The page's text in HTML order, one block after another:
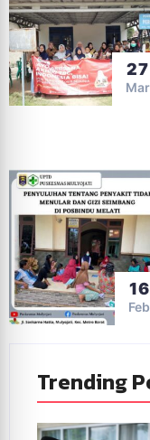
27
Mar
16
Feb
Trending